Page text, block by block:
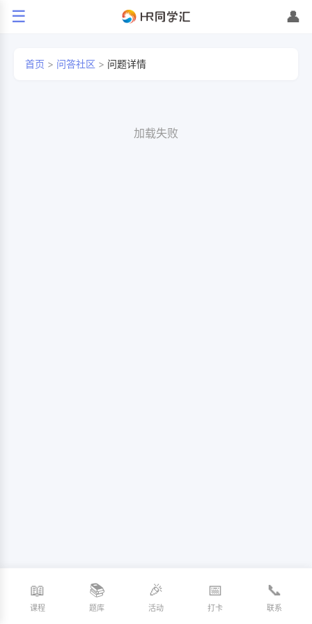
☰ 👤
首页 > 问答社区 > 问题详情
加载失败
📖
课程
📚
题库
🎉
活动
📅
打卡
📞
联系